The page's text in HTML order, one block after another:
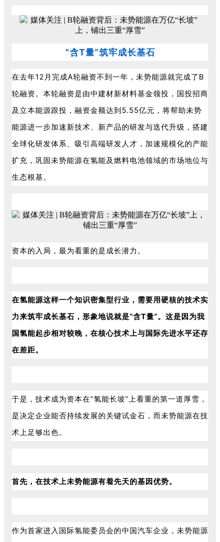
“含T量”筑牢成长基石
在去年12月完成A轮融资不到一年，未势能源就完成了B
轮融资。本轮融资是由中建材新材料基金领投，国投招商
及立本能源跟投，融资金额达到5.55亿元，将帮助未势
能源进一步加速新技术、新产品的研发与迭代升级，搭建
全球化研发体系、吸引高端研发人才，加速规模化的产能
扩充，巩固未势能源在氢能及燃料电池领域的市场地位与
生态根基。
资本的入局，最为看重的是成长潜力。
在氢能源这样一个知识密集型行业，需要用硬核的技术实
力来筑牢成长基石，形象地说就是“含T量”。 这是因为我
国氢能起步相对较晚，在核心技术上与国际先进水平还存
在差距。
于是，技术成为资本在“氢能长坡”上看重的第一道厚雪，
是决定企业能否持续发展的关键试金石，而未势能源在技
术上足够出色。
首先，在技术上未势能源有着先天的基因优势。
作为首家进入国际氢能委员会的中国汽车企业，未势能源